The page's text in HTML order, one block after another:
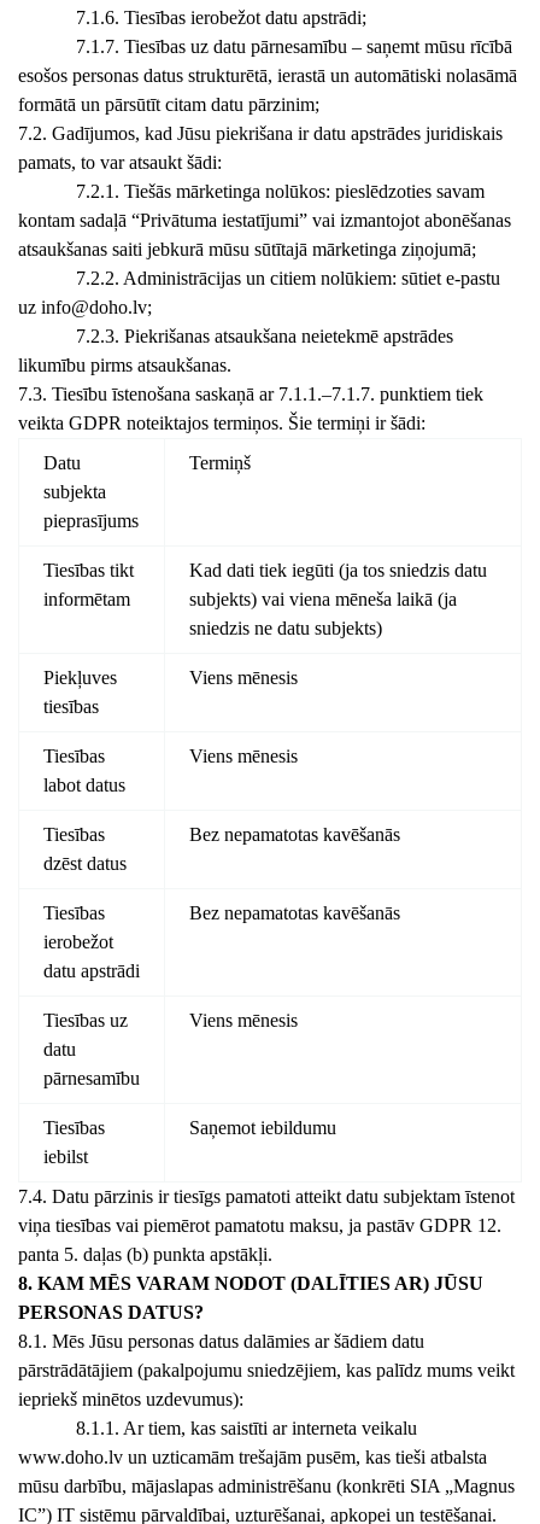
7.1.6. Tiesības ierobežot datu apstrādi;
7.1.7. Tiesības uz datu pārnesamību – saņemt mūsu rīcībā
esošos personas datus strukturētā, ierastā un automātiski nolasāmā
formātā un pārsūtīt citam datu pārzinim;
7.2. Gadījumos, kad Jūsu piekrišana ir datu apstrādes juridiskais
pamats, to var atsaukt šādi:
7.2.1. Tiešās mārketinga nolūkos: pieslēdzoties savam
kontam sadaļā “Privātuma iestatījumi” vai izmantojot abonēšanas
atsaukšanas saiti jebkurā mūsu sūtītajā mārketinga ziņojumā;
7.2.2. Administrācijas un citiem nolūkiem: sūtiet e-pastu
uz info@doho.lv;
7.2.3. Piekrišanas atsaukšana neietekmē apstrādes
likumību pirms atsaukšanas.
7.3. Tiesību īstenošana saskaņā ar 7.1.1.–7.1.7. punktiem tiek
veikta GDPR noteiktajos termiņos. Šie termiņi ir šādi:
Datu
subjekta
pieprasījums
Termiņš
Tiesības tikt
informētam
Kad dati tiek iegūti (ja tos sniedzis datu
subjekts) vai viena mēneša laikā (ja
sniedzis ne datu subjekts)
Piekļuves
tiesības
Viens mēnesis
Tiesības
labot datus
Viens mēnesis
Tiesības
dzēst datus
Bez nepamatotas kavēšanās
Tiesības
ierobežot
datu apstrādi
Bez nepamatotas kavēšanās
Tiesības uz
datu
pārnesamību
Viens mēnesis
Tiesības
iebilst
Saņemot iebildumu
7.4. Datu pārzinis ir tiesīgs pamatoti atteikt datu subjektam īstenot
viņa tiesības vai piemērot pamatotu maksu, ja pastāv GDPR 12.
panta 5. daļas (b) punkta apstākļi.
8. KAM MĒS VARAM NODOT (DALĪTIES AR) JŪSU
PERSONAS DATUS?
8.1. Mēs Jūsu personas datus dalāmies ar šādiem datu
pārstrādātājiem (pakalpojumu sniedzējiem, kas palīdz mums veikt
iepriekš minētos uzdevumus):
8.1.1. Ar tiem, kas saistīti ar interneta veikalu
www.doho.lv un uzticamām trešajām pusēm, kas tieši atbalsta
mūsu darbību, mājaslapas administrēšanu (konkrēti SIA „Magnus
IC”) IT sistēmu pārvaldībai, uzturēšanai, apkopei un testēšanai.